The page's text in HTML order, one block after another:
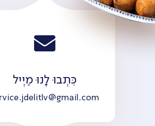
כִּתְבוּ לָנוּ מֵיְיל